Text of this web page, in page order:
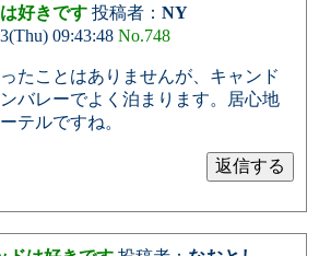
好きです投稿者： NY
09:43:48 No.748
たことはありませんが、キャンド
バレーでよく泊まります。居心地
テルですね。